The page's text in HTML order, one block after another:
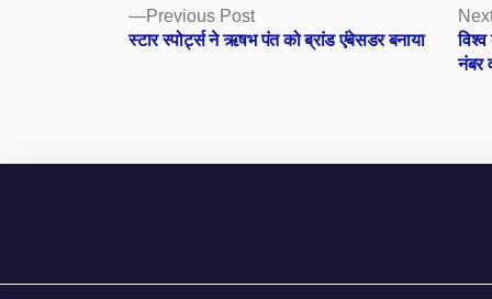
Posts
navigation
Previous PostPrevious
post:
स्टार स्पोर्ट्स ने ऋषभ पंत को ब्रांड एंबेसडर बनाया
नंबर